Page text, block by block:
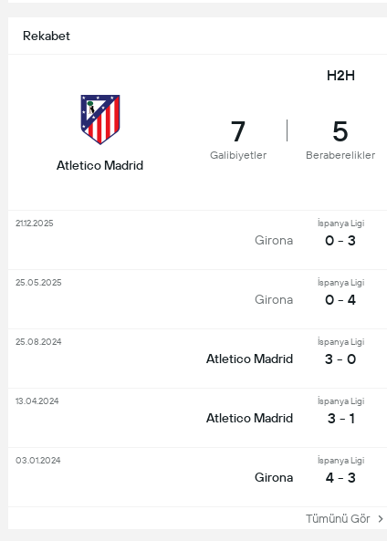
Rekabet
H2H
Atletico Madrid
7
Galibiyetler
5
Beraberelikler
Girona
İspanya Ligi
0 - 3
21.12.2025
Girona
İspanya Ligi
0 - 4
25.05.2025
Atletico Madrid
İspanya Ligi
3 - 0
25.08.2024
Atletico Madrid
İspanya Ligi
3 - 1
13.04.2024
Girona
İspanya Ligi
4 - 3
03.01.2024
Tümünü Gör